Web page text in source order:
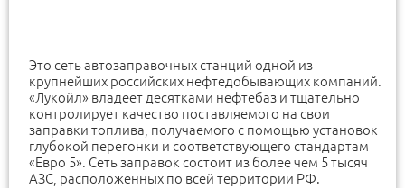
Это сеть автозаправочных станций одной из
крупнейших российских нефтедобывающих компаний.
«Лукойл» владеет десятками нефтебаз и тщательно
контролирует качество поставляемого на свои
заправки топлива, получаемого с помощью установок
глубокой перегонки и соответствующего стандартам
«Евро 5». Сеть заправок состоит из более чем 5 тысяч
АЗС, расположенных по всей территории РФ.